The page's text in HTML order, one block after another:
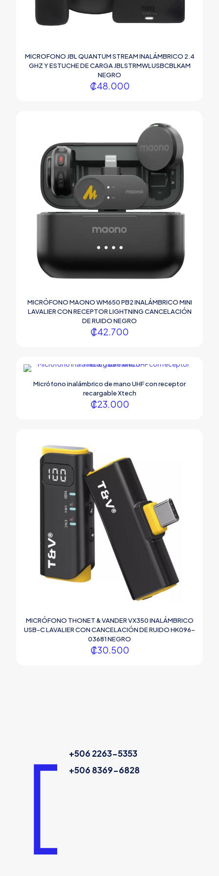
MICROFONO JBL QUANTUM STREAM INALÁMBRICO 2.4
GHZ Y ESTUCHE DE CARGA JBLSTRMWLUSBCBLKAM
NEGRO
₡48.000
MICRÓFONO MAONO WM650 PB2 INALÁMBRICO MINI
LAVALIER CON RECEPTOR LIGHTNING CANCELACIÓN
DE RUIDO NEGRO
₡42.700
Micrófono inalámbrico de mano UHF con receptor
recargable Xtech
₡23.000
MICRÓFONO THONET & VANDER VX350 INALÁMBRICO
USB-C LAVALIER CON CANCELACIÓN DE RUIDO HK096-
03681 NEGRO
₡30.500
+506 2263-5353
+506 8369-6828